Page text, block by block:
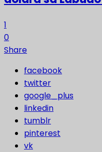
1
0
Share
facebook
twitter
google_plus
linkedin
tumblr
pinterest
vk